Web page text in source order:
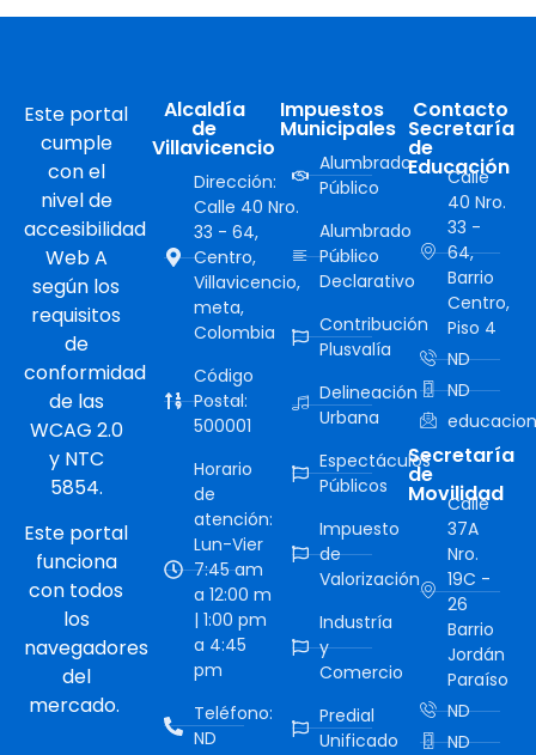
Este portal
cumple
con el
nivel de
accesibilidad
Web A
según los
requisitos
de
conformidad
de las
WCAG 2.0
y NTC
5854.
Este portal
funciona
con todos
los
navegadores
del
mercado.
Alcaldía
de
Villavicencio
Dirección:
Calle 40 Nro.
33 - 64,
Centro,
Villavicencio,
meta,
Colombia
Código
Postal:
500001
Horario
de
atención:
Lun-Vier
7:45 am
a 12:00 m
| 1:00 pm
a 4:45
pm
Teléfono:
ND
Impuestos
Municipales
Alumbrado
Público
Alumbrado
Público
Declarativo
Contribución
Plusvalía
Delineación
Urbana
Espectáculos
Públicos
Impuesto
de
Valorización
Industría
y
Comercio
Predial
Unificado
Contacto
Secretaría
de
Educación
Calle
40 Nro.
33 -
64,
Barrio
Centro,
Piso 4
ND
ND
Secretaría
de
Movilidad
Calle
37A
Nro.
19C -
26
Barrio
Jordán
Paraíso
ND
ND